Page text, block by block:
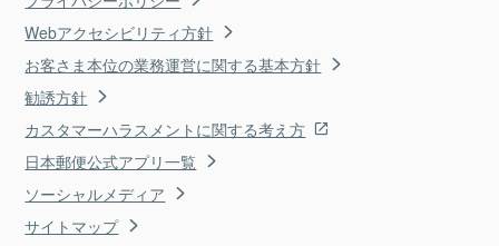
Webアクセシビリティ方針
お客さま本位の業務運営に関する基本方針
勧誘方針
カスタマーハラスメントに関する考え方
日本郵便公式アプリ一覧
ソーシャルメディア
サイトマップ